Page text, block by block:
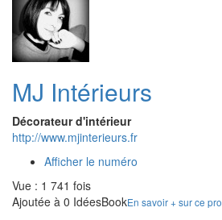
MJ Intérieurs
Décorateur d'intérieur
http://www.mjinterieurs.fr
Afficher le numéro
Vue : 1 741 fois
Ajoutée à 0 IdéesBookEn savoir + sur ce pro